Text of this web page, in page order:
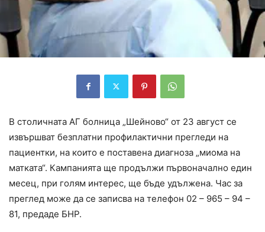
В столичната АГ болница „Шейново“ от 23 август се
извършват безплатни профилактични прегледи на
пациентки, на които е поставена диагноза „миома на
матката“. Кампанията ще продължи първоначално един
месец, при голям интерес, ще бъде удължена. Час за
преглед може да се записва на телефон 02 – 965 – 94 –
81, предаде БНР.